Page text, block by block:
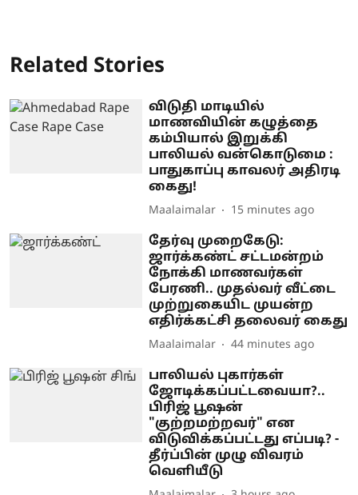
Related Stories
விடுதி மாடியில்
மாணவியின் கழுத்தை
கம்பியால் இறுக்கி
பாலியல் வன்கொடுமை :
பாதுகாப்பு காவலர் அதிரடி
கைது!
Maalaimalar 15 minutes ago
தேர்வு முறைகேடு:
ஜார்க்கண்ட் சட்டமன்றம்
நோக்கி மாணவர்கள்
பேரணி.. முதல்வர் வீட்டை
முற்றுகையிட முயன்ற
எதிர்க்கட்சி தலைவர் கைது
Maalaimalar 44 minutes ago
பாலியல் புகார்கள்
ஜோடிக்கப்பட்டவையா?..
பிரிஜ் பூஷன்
"குற்றமற்றவர்" என
விடுவிக்கப்பட்டது எப்படி? -
தீர்ப்பின் முழு விவரம்
வெளியீடு